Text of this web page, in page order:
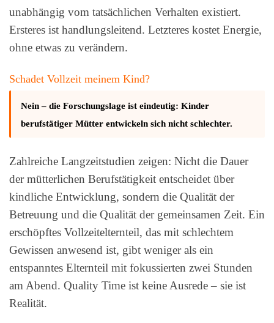
unabhängig vom tatsächlichen Verhalten existiert.
Ersteres ist handlungsleitend. Letzteres kostet Energie,
ohne etwas zu verändern.
Schadet Vollzeit meinem Kind?
Nein – die Forschungslage ist eindeutig: Kinder
berufstätiger Mütter entwickeln sich nicht schlechter.
Zahlreiche Langzeitstudien zeigen: Nicht die Dauer
der mütterlichen Berufstätigkeit entscheidet über
kindliche Entwicklung, sondern die Qualität der
Betreuung und die Qualität der gemeinsamen Zeit. Ein
erschöpftes Vollzeitelternteil, das mit schlechtem
Gewissen anwesend ist, gibt weniger als ein
entspanntes Elternteil mit fokussierten zwei Stunden
am Abend. Quality Time ist keine Ausrede – sie ist
Realität.